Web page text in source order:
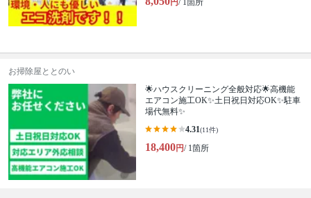
お掃除屋ととのい
🌟ハウスクリーニング全般対応🌟高機能
エアコン施工OK✨土日祝日対応OK✨駐車
場代無料✨
4.31(11件)
18,400円/ 1箇所